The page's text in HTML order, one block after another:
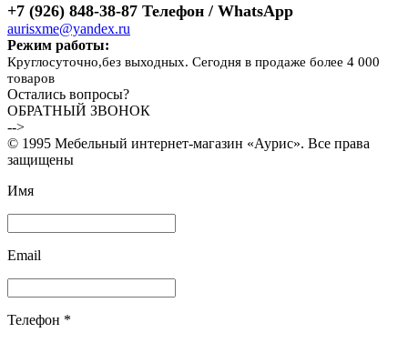
+7 (926) 848-38-87 Телефон / WhatsApp
aurisxme@yandex.ru
Режим работы:
Круглосуточно,без выходных. Сегодня в продаже более 4 000
товаров
Остались вопросы?
ОБРАТНЫЙ ЗВОНОК
-->
© 1995 Мебельный интернет-магазин «Аурис». Все права
защищены
Имя
Email
Телефон *